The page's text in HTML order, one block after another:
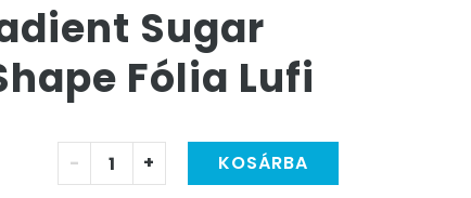
Sugar
Fólia Lufi
- + KOSÁRBA